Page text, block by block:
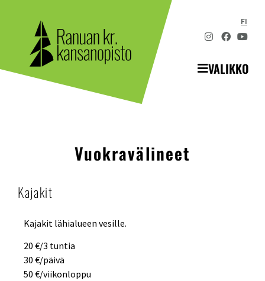
FI
VALIKKO
Vuokravälineet
Kajakit
Kajakit lähialueen vesille.
20 €/3 tuntia
30 €/päivä
50 €/viikonloppu